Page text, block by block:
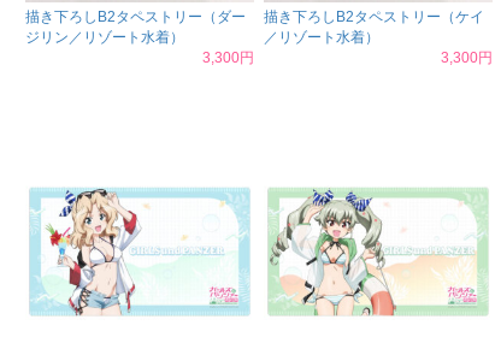
描き下ろしB2タペストリー（ダー
ジリン／リゾート水着）
3,300円
描き下ろしB2タペストリー（ケイ
／リゾート水着）
3,300円